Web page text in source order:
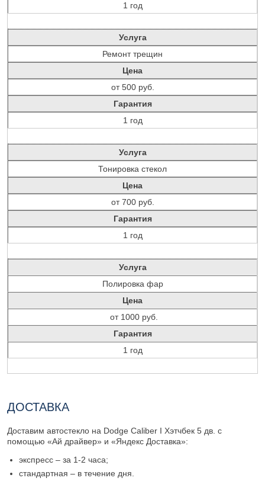
1 год
Услуга
Ремонт трещин
Цена
от 500 руб.
Гарантия
1 год
Услуга
Тонировка стекол
Цена
от 700 руб.
Гарантия
1 год
Услуга
Полировка фар
Цена
от 1000 руб.
Гарантия
1 год
ДОСТАВКА
Доставим автостекло на Dodge Caliber I Хэтчбек 5 дв. с
помощью «Ай драйвер» и «Яндекс Доставка»:
экспресс – за 1-2 часа;
стандартная – в течение дня.